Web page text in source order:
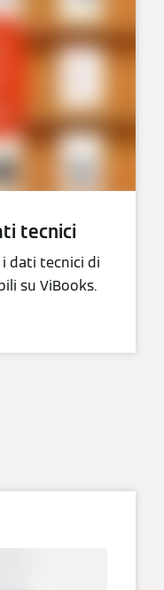
tecnici
dati tecnici di
su ViBooks.